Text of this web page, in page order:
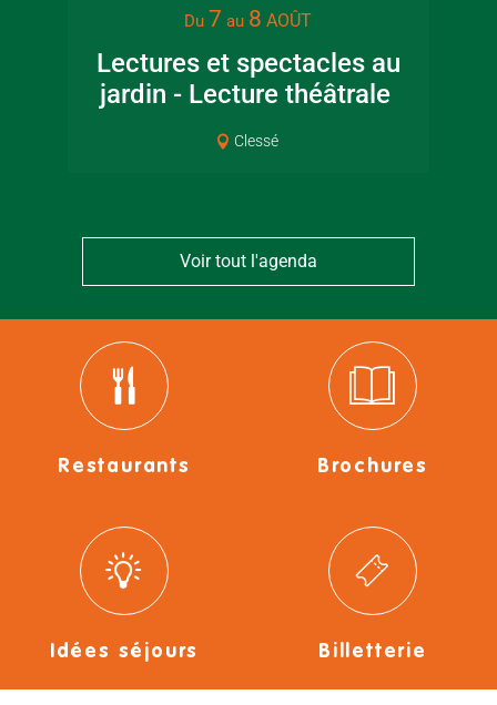
Du 7 au 8 AOÛT
Lectures et spectacles au
jardin - Lecture théâtrale
Clessé
Voir tout l'agenda
Restaurants Brochures
Idées séjours Billetterie